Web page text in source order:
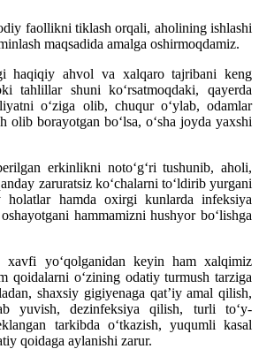
faollikni tiklash orqali, aholining ishlashi
maqsadida amalga oshirmoqdamiz.
haqiqiy ahvol va xalqaro tajribani keng
tahlillar shuni ko‘rsatmoqdaki, qayerda
o‘ziga olib, chuqur o‘ylab, odamlar
olib borayotgan bo‘lsa, o‘sha joyda yaxshi
erkinlikni noto‘g‘ri tushunib, aholi,
zaruratsiz ko‘chalarni to‘ldirib yurgani
holatlar hamda oxirgi kunlarda infeksiya
hammamizni hushyor bo‘lishga
xavfi yo‘qolganidan keyin ham xalqimiz
qoidalarni o‘zining odatiy turmush tarziga
shaxsiy gigiyenaga qat’iy amal qilish,
yuvish, dezinfeksiya qilish, turli to‘y-
tarkibda o‘tkazish, yuqumli kasal
qoidaga aylanishi zarur.